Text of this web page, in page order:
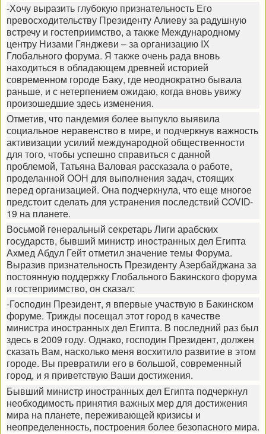
-Хочу выразить глубокую признательность Его
превосходительству Президенту Алиеву за радушную
встречу и гостеприимство, а также Международному
центру Низами Гянджеви – за организацию IХ
Глобального форума. Я также очень рада вновь
находиться в обладающем древней историей
современном городе Баку, где неоднократно бывала
раньше, и с нетерпением ожидаю, когда вновь увижу
произошедшие здесь изменения.
Отметив, что пандемия более выпукло выявила
социальное неравенство в мире, и подчеркнув важность
активизации усилий международной общественности
для того, чтобы успешно справиться с данной
проблемой, Татьяна Валовая рассказала о работе,
проделанной ООН для выполнения задач, стоящих
перед организацией. Она подчеркнула, что еще многое
предстоит сделать для устранения последствий COVID-
19 на планете.
Восьмой генеральный секретарь Лиги арабских
государств, бывший министр иностранных дел Египта
Ахмед Абдул Гейт отметил значение темы Форума.
Выразив признательность Президенту Азербайджана за
постоянную поддержку Глобального Бакинского форума
и гостеприимство, он сказал:
-Господин Президент, я впервые участвую в Бакинском
форуме. Трижды посещал этот город в качестве
министра иностранных дел Египта. В последний раз был
здесь в 2009 году. Однако, господин Президент, должен
сказать Вам, насколько меня восхитило развитие в этом
городе. Вы превратили его в большой, современный
город, и я приветствую Ваши достижения.
Бывший министр иностранных дел Египта подчеркнул
необходимость принятия важных мер для достижения
мира на планете, переживающей кризисы и
неопределенность, построения более безопасного мира.